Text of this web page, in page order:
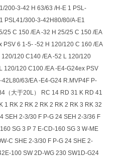
200-3-42 H 63/63 /H-E 1 PSL-
PSL41/300-3-42H80/80/A-E1
25 C 150 /EA -32 H 25/25 C 150 /EA
PSV 6 1-5- -52 H 120/120 C 160 /EA
120 C140 /EA -52 L 120/120
120/120 C100 /EA -E4-G24ex PSV
63/EA -E4-G24 R.MVP4F P-
（大于20L） RC 14 RD 31 K RD 41
1 RK 2 RK 2 RK 2 RK 2 RK 3 RK 32
SEH 2-3/30 F P-G 24 SEH 2-3/36 F
SG 3 P 7 E-CD-160 SG 3 W-ME
C SHE 2-3/30 F P-G 24 SHE 2-
100 SW 2D-WG 230 SW1D-G24